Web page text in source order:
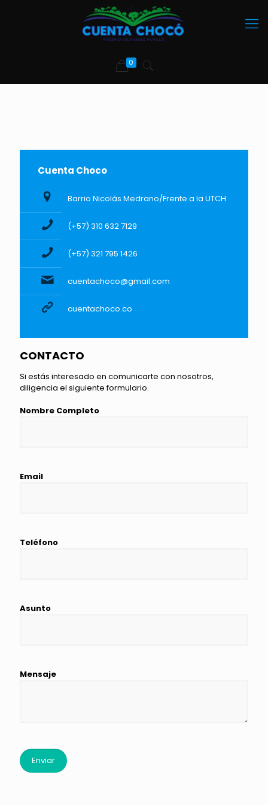
0
Cuenta Choco
Barrio Nicolás Medrano/Frente a la UTCH
(+57) 310 632 7129
(+57) 321 795 1426
cuentachoco@gmail.com
cuentachoco.co
CONTACTO
Si estás interesado en comunicarte con nosotros,
diligencia el siguiente formulario.
Nombre Completo
Email
Teléfono
Asunto
Mensaje